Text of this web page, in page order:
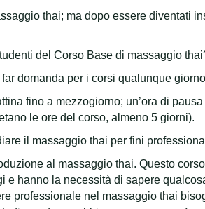
thai; ma dopo essere diventati
del Corso Base di massaggio
domanda per i corsi qualunque
fino a mezzogiorno; un’ora di
le ore del corso, almeno 5 giorni).
il massaggio thai per fini
al massaggio thai. Questo
e hanno la necessità di sapere
professionale nel massaggio thai